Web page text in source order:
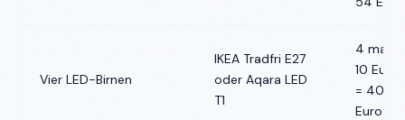
Vier LED-Birnen
IKEA Tradfri E27
oder Aqara LED
T1
4 mal
10 Euro
= 40
Euro